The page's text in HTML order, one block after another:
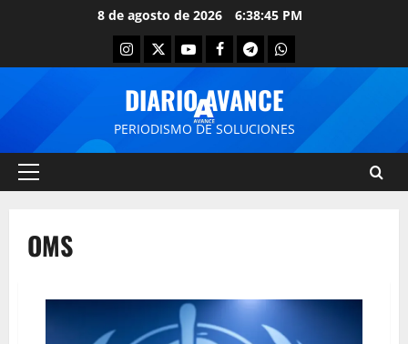
8 de agosto de 2026 6:38:45 PM
DIARIO AVANCE
PERIODISMO DE SOLUCIONES
OMS